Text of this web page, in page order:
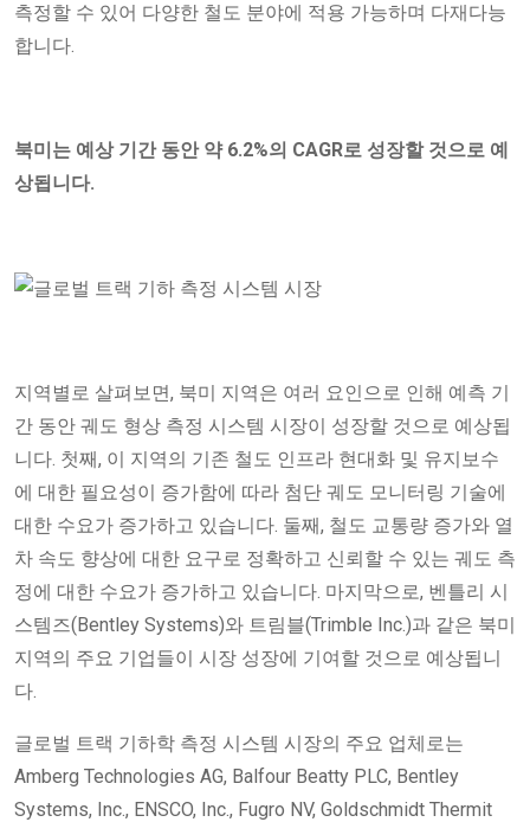
측정할 수 있어 다양한 철도 분야에 적용 가능하며 다재다능
합니다.
북미는 예상 기간 동안 약 6.2%의 CAGR로 성장할 것으로 예
상됩니다.
지역별로 살펴보면, 북미 지역은 여러 요인으로 인해 예측 기
간 동안 궤도 형상 측정 시스템 시장이 성장할 것으로 예상됩
니다. 첫째, 이 지역의 기존 철도 인프라 현대화 및 유지보수
에 대한 필요성이 증가함에 따라 첨단 궤도 모니터링 기술에
대한 수요가 증가하고 있습니다. 둘째, 철도 교통량 증가와 열
차 속도 향상에 대한 요구로 정확하고 신뢰할 수 있는 궤도 측
정에 대한 수요가 증가하고 있습니다. 마지막으로, 벤틀리 시
스템즈(Bentley Systems)와 트림블(Trimble Inc.)과 같은 북미
지역의 주요 기업들이 시장 성장에 기여할 것으로 예상됩니
다.
글로벌 트랙 기하학 측정 시스템 시장의 주요 업체로는
Amberg Technologies AG, Balfour Beatty PLC, Bentley
Systems, Inc., ENSCO, Inc., Fugro NV, Goldschmidt Thermit